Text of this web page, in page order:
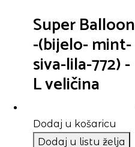
Super Balloon
-(bijelo- mint-
siva-lila-772) -
L veličina
Dodaj u košaricu
Dodaj u listu želja